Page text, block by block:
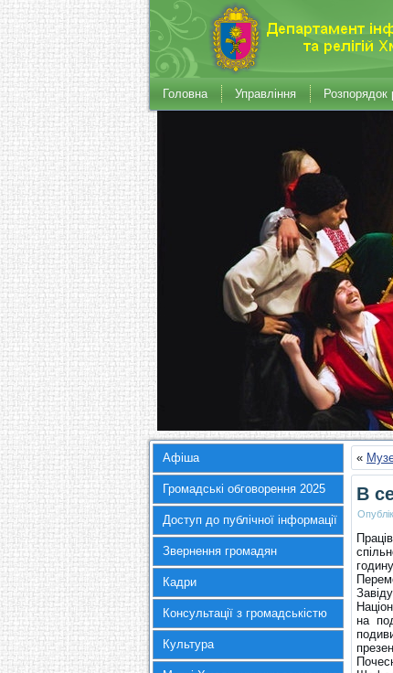
Головна Управління Розпорядок
Афіша
Громадські обговорення 2025
Доступ до публічної інформації
Звернення громадян
Кадри
Консультації з громадськістю
Культура
«
В
на